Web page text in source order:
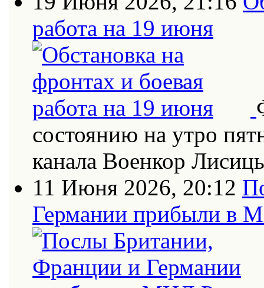
работа на 19 июня
состоянию на утро
канала Военкор
11 Июня 2026, 20:12
Германии прибыли в